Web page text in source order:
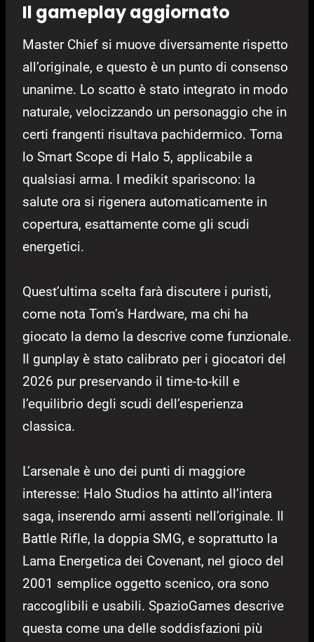
Il gameplay aggiornato
Master Chief si muove diversamente rispetto
all’originale, e questo è un punto di consenso
unanime. Lo scatto è stato integrato in modo
naturale, velocizzando un personaggio che in
certi frangenti risultava pachidermico. Torna
lo Smart Scope di Halo 5, applicabile a
qualsiasi arma. I medikit spariscono: la
salute ora si rigenera automaticamente in
copertura, esattamente come gli scudi
energetici.
Quest’ultima scelta farà discutere i puristi,
come nota Tom’s Hardware, ma chi ha
giocato la demo la descrive come funzionale.
Il gunplay è stato calibrato per i giocatori del
2026 pur preservando il time-to-kill e
l’equilibrio degli scudi dell’esperienza
classica.
L’arsenale è uno dei punti di maggiore
interesse: Halo Studios ha attinto all’intera
saga, inserendo armi assenti nell’originale. Il
Battle Rifle, la doppia SMG, e soprattutto la
Lama Energetica dei Covenant, nel gioco del
2001 semplice oggetto scenico, ora sono
raccoglibili e usabili. SpazioGames descrive
questa come una delle soddisfazioni più